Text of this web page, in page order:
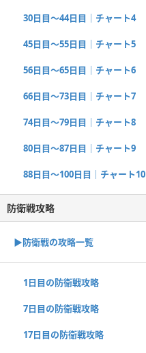
30日目〜44日目｜チャート4
45日目〜55日目｜チャート5
56日目〜65日目｜チャート6
66日目〜73日目｜チャート7
74日目〜79日目｜チャート8
80日目〜87日目｜チャート9
88日目〜100日目｜チャート10
防衛戦攻略
▶︎防衛戦の攻略一覧
1日目の防衛戦攻略
7日目の防衛戦攻略
17日目の防衛戦攻略